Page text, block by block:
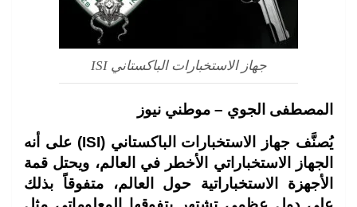
جهاز الاستخبارات الباكستاني ISI
المصطفى الجوي – موطني نيوز
يُصنَّف جهاز الاستخبارات الباكستاني (ISI) على أنه
الجهاز الاستخباراتي الأخطر في العالم، ويحتل قمة
الأجهزة الاستخباراتية حول العالم، متفوقاً بذلك